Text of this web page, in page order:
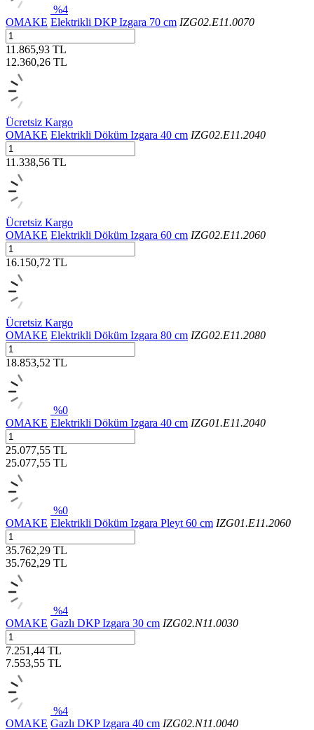
%4
OMAKE Elektrikli DKP Izgara 70 cm IZG02.E11.0070
11.865,93 TL
12.360,26 TL
Ücretsiz Kargo
OMAKE Elektrikli Döküm Izgara 40 cm IZG02.E11.2040
11.338,56 TL
Ücretsiz Kargo
OMAKE Elektrikli Döküm Izgara 60 cm IZG02.E11.2060
16.150,72 TL
Ücretsiz Kargo
OMAKE Elektrikli Döküm Izgara 80 cm IZG02.E11.2080
18.853,52 TL
%0
OMAKE Elektrikli Döküm Izgara 40 cm IZG01.E11.2040
25.077,55 TL
25.077,55 TL
%0
OMAKE Elektrikli Döküm Izgara Pleyt 60 cm IZG01.E11.2060
35.762,29 TL
35.762,29 TL
%4
OMAKE Gazlı DKP Izgara 30 cm IZG02.N11.0030
7.251,44 TL
7.553,55 TL
%4
OMAKE Gazlı DKP Izgara 40 cm IZG02.N11.0040